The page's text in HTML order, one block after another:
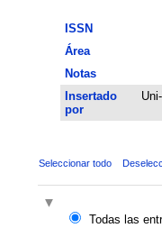
ISSN
Área
Notas
Insertado
por
Seleccionar todo
Todas las